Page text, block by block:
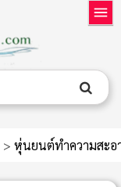
> หุ่นยนต์ทำความสะอ